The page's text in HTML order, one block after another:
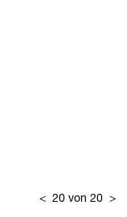
< 20 von 20 >